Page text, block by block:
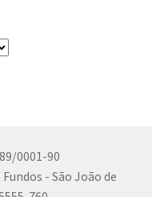
0001-90
- São João de